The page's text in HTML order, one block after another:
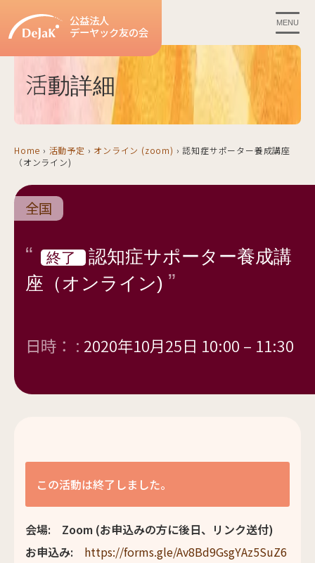
公益法人
デーヤック友の会
MENU
活動詳細
Home › 活動予定 › オンライン (zoom) › 認知症サポーター養成講座
（オンライン)
全国
終了
認知症サポーター養成講
座（オンライン)
日時： : 2020年10月25日 10:00 – 11:30
この活動は終了しました。
会場: Zoom (お申込みの方に後日、リンク送付)
お申込み: https://forms.gle/Av8Bd9GsgYAz5SuZ6